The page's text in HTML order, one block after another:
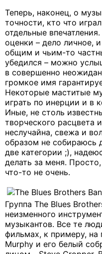
Теперь, наконец, о
точности, кто что
отдельные
оценки – дело личное,
общим и чьим-то
убедился – можно
в совершенно
громкое имя
Некоторые маститые
играть по инерции и в
Иные, не столь
творческого расцвета
неслучайна, свежа и
образом не собираюсь
две категории ;),
делать за меня.
что-то не очень.
Группа The Blues
неизменного
музыкантов. Все те
фильмах, к примеру, на
Murphy и его белый